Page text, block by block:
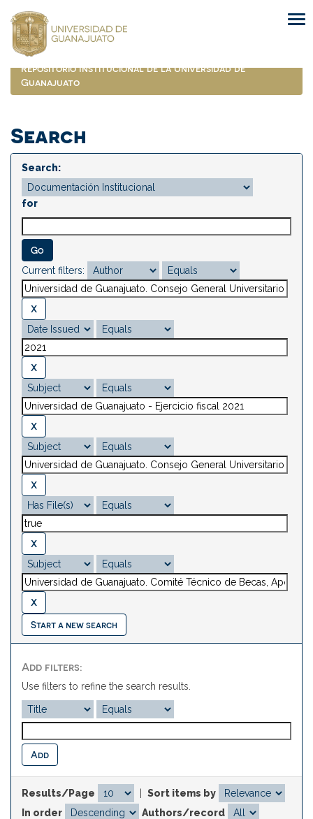
navigation
Repositorio Institucional de la Universidad de
Guanajuato
Search
Search:
for
Current filters:
Start a new search
Add filters:
Use filters to refine the search results.
Results/Page
Sort items by
In order
Authors/record